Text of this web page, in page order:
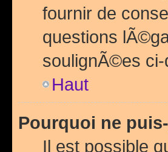
fournir de
questions
soulignÃ©es
Haut
Pourquoi ne
Il est possible